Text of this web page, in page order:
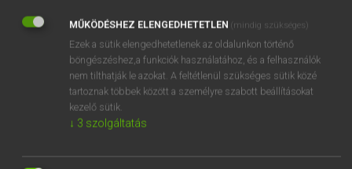
SZOTAR.NET APPLIKÁCIÓ
MŰKÖDÉSHEZ ELENGEDHETETLEN (mindig szükséges)
Ezek a sütik elengedhetetlenek az oldalunkon történő
böngészéshez,a funkciók használatához, és a felhasználók
nem tilthatják le azokat. A feltétlenül szükséges sütik közé
tartoznak többek között a személyre szabott beállításokat
kezelő sütik.
↓ 3 szolgáltatás